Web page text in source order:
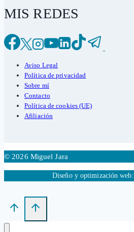
MIS REDES
Aviso Legal
Política de privacidad
Sobre mí
Contacto
Política de cookies (UE)
Afiliación
© 2026 Miguel Jara
Diseño y optimización web: